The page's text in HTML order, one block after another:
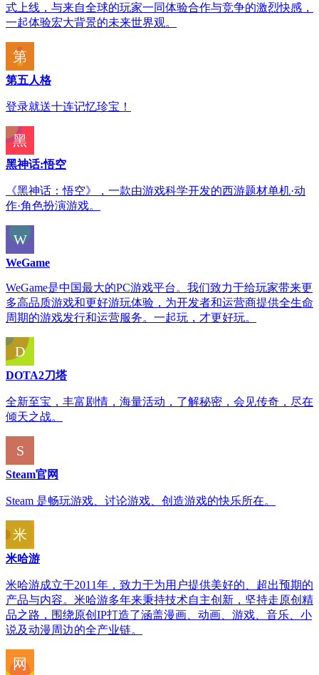
式上线，与来自全球的玩家一同体验合作与竞争的激烈快感，
一起体验宏大背景的未来世界观。
第五人格
登录就送十连记忆珍宝！
黑神话:悟空
《黑神话：悟空》，一款由游戏科学开发的西游题材单机·动
作·角色扮演游戏。
WeGame
WeGame是中国最大的PC游戏平台。我们致力于给玩家带来更
多高品质游戏和更好游玩体验，为开发者和运营商提供全生命
周期的游戏发行和运营服务。一起玩，才更好玩。
DOTA2刀塔
全新至宝，丰富剧情，海量活动，了解秘密，会见传奇，尽在
倾天之战。
Steam官网
Steam 是畅玩游戏、讨论游戏、创造游戏的快乐所在。
米哈游
米哈游成立于2011年，致力于为用户提供美好的、超出预期的
产品与内容。米哈游多年来秉持技术自主创新，坚持走原创精
品之路，围绕原创IP打造了涵盖漫画、动画、游戏、音乐、小
说及动漫周边的全产业链。